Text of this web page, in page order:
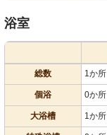
浴室
総数 1か所
個浴 0か所
大浴槽 1か所